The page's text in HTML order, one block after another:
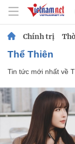
Chính trị
Thể Thiên
Tin tức mới nhất về